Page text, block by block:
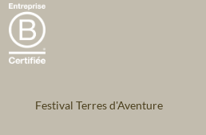
Festival Terres d'Aventure